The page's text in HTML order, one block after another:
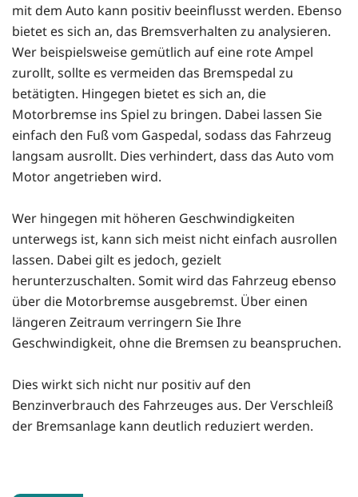
mit dem Auto kann positiv beeinflusst werden. Ebenso
bietet es sich an, das Bremsverhalten zu analysieren.
Wer beispielsweise gemütlich auf eine rote Ampel
zurollt, sollte es vermeiden das Bremspedal zu
betätigten. Hingegen bietet es sich an, die
Motorbremse ins Spiel zu bringen. Dabei lassen Sie
einfach den Fuß vom Gaspedal, sodass das Fahrzeug
langsam ausrollt. Dies verhindert, dass das Auto vom
Motor angetrieben wird.
Wer hingegen mit höheren Geschwindigkeiten
unterwegs ist, kann sich meist nicht einfach ausrollen
lassen. Dabei gilt es jedoch, gezielt
herunterzuschalten. Somit wird das Fahrzeug ebenso
über die Motorbremse ausgebremst. Über einen
längeren Zeitraum verringern Sie Ihre
Geschwindigkeit, ohne die Bremsen zu beanspruchen.
Dies wirkt sich nicht nur positiv auf den
Benzinverbrauch des Fahrzeuges aus. Der Verschleiß
der Bremsanlage kann deutlich reduziert werden.